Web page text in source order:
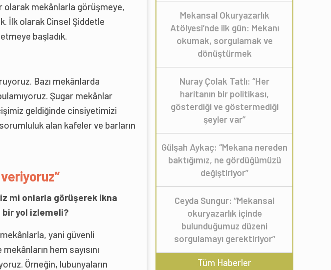
olarak mekânlarla görüşmeye,
İlk olarak Cinsel Şiddetle
başladık.
Bazı mekânlarda
Şugar mekânlar
geldiğinde cinsiyetimizi
alan kafeler ve barların
mi onlarla görüşerek ikna
yol izlemeli?
yani güvenli
hem sayısını
Örneğin, lubunyaların
Mekansal Okuryazarlık
Atölyesi’nde ilk gün: Mekanı
okumak, sorgulamak ve
dönüştürmek
Nuray Çolak Tatlı: “Her
haritanın bir politikası,
gösterdiği ve göstermediği
şeyler var”
Gülşah Aykaç: “Mekana nereden
baktığımız, ne gördüğümüzü
değiştiriyor”
Ceyda Sungur: “Mekansal
okuryazarlık içinde
bulunduğumuz düzeni
sorgulamayı gerektiriyor”
Tüm Haberler